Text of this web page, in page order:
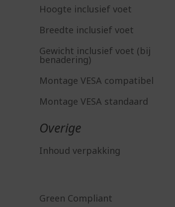
Hoogte inclusief voet
Breedte inclusief voet
Gewicht inclusief voet (bij
benadering)
Montage VESA compatibel
Montage VESA standaard
Overige
Inhoud verpakking
Green Compliant